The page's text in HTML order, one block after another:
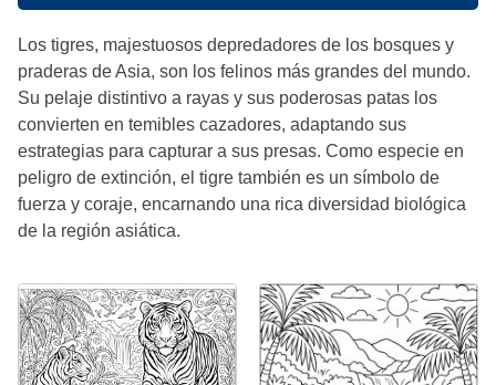
Los tigres, majestuosos depredadores de los bosques y
praderas de Asia, son los felinos más grandes del mundo.
Su pelaje distintivo a rayas y sus poderosas patas los
convierten en temibles cazadores, adaptando sus
estrategias para capturar a sus presas. Como especie en
peligro de extinción, el tigre también es un símbolo de
fuerza y coraje, encarnando una rica diversidad biológica
de la región asiática.